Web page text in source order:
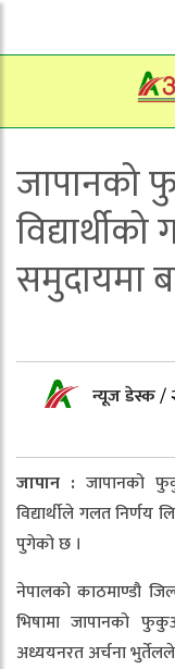
जापानको
समुदायमा
न्यूज डेस्क/
जापान : जापानको
विद्यार्थीले गलत निर्णय
पुगेको छ ।
नेपालको काठमाण्डौ
भिषामा जापानको
अध्ययनरत अर्चना